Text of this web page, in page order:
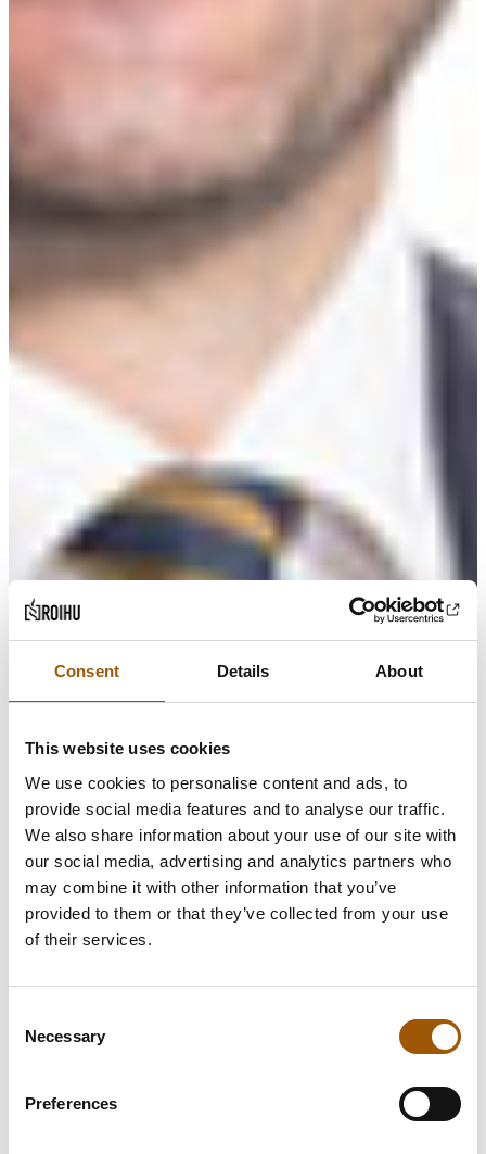
Consent Details About
This website uses cookies
We use cookies to personalise content and ads, to
provide social media features and to analyse our traffic.
We also share information about your use of our site with
our social media, advertising and analytics partners who
may combine it with other information that you’ve
provided to them or that they’ve collected from your use
of their services.
Selection
Necessary
Preferences